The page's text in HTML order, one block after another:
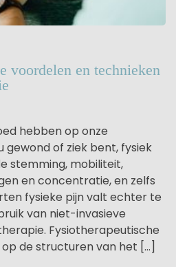
voordelen en technieken
hebben op onze
gewond of ziek bent, fysiek
stemming, mobiliteit,
en concentratie, en zelfs
fysieke pijn valt echter te
van niet-invasieve
Fysiotherapeutische
de structuren van het […]